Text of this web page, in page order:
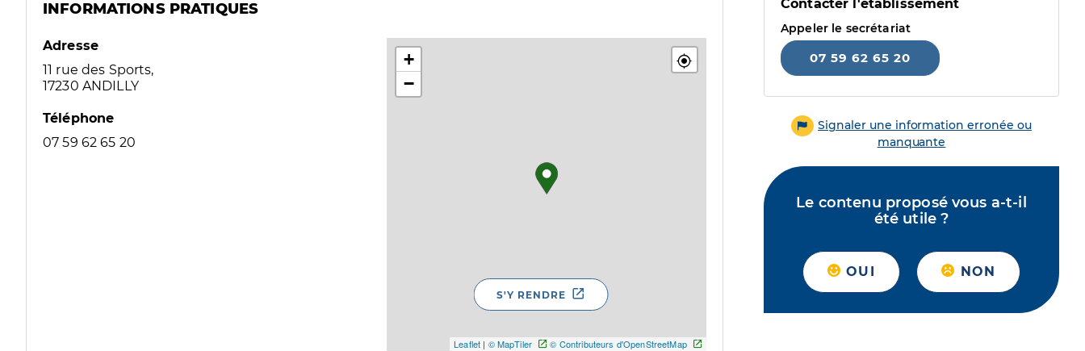
INFORMATIONS PRATIQUES
Adresse
11 rue des Sports,
17230 ANDILLY
Téléphone
07 59 62 65 20
+
−
Leaflet | © MapTiler © Contributeurs d'OpenStreetMap
S'Y RENDRE
Contacter l'établissement
Appeler le secrétariat
07 59 62 65 20
Signaler une information erronée ou
manquante
Le contenu proposé vous a-t-il
été utile ?
OUI NON